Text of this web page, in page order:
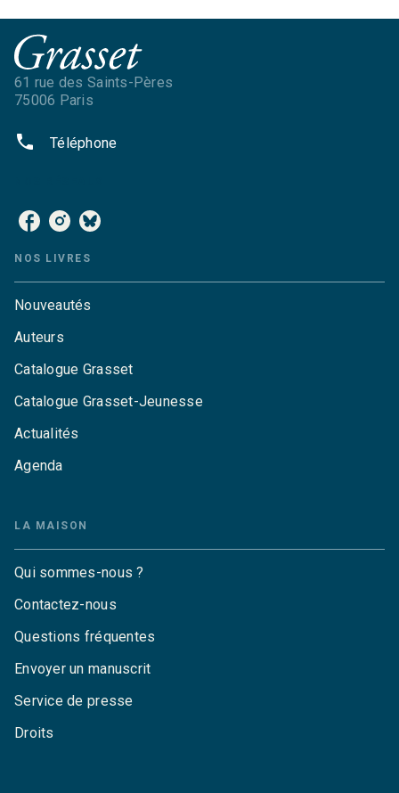
61 rue des Saints-Pères
75006 Paris
phone Téléphone
NOS LIVRES
Nouveautés
Auteurs
Catalogue Grasset
Catalogue Grasset-Jeunesse
Actualités
Agenda
LA MAISON
Qui sommes-nous ?
Contactez-nous
Questions fréquentes
Envoyer un manuscrit
Service de presse
Droits